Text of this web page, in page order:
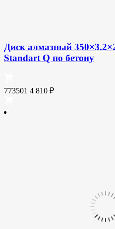
Диск алмазный
Standart Q по бетону
773501 4 810 ₽